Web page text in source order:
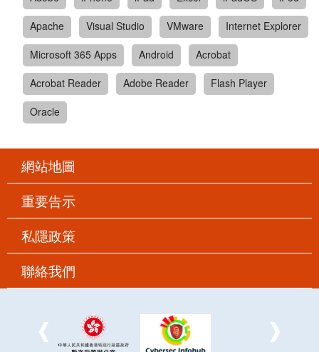
Apache
Visual Studio VMware
Internet Explorer
Microsoft 365 Apps
Android
Acrobat
Acrobat Reader
Adobe Reader
Flash Player
Oracle
網站地圖
重要告示
私隱政策
聯絡我們